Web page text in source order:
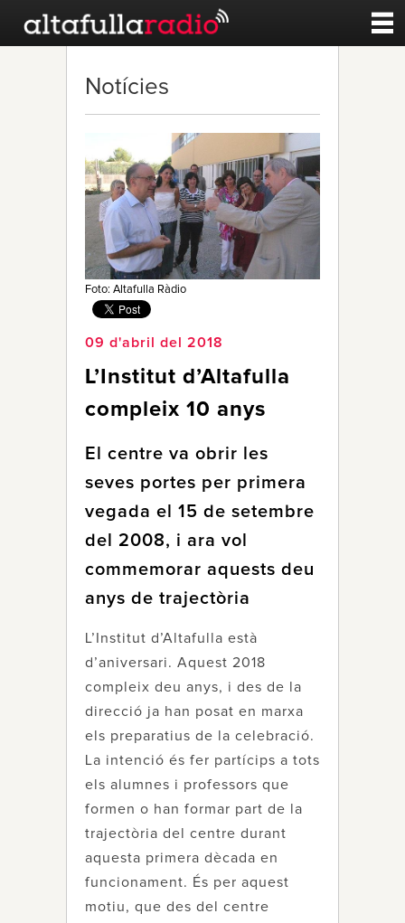
Esports
Noticies
Qui Som
Notícies
Foto: Altafulla Ràdio
09 d'abril del 2018
L’Institut d’Altafulla
compleix 10 anys
El centre va obrir les
seves portes per primera
vegada el 15 de setembre
del 2008, i ara vol
commemorar aquests deu
anys de trajectòria
L’Institut d’Altafulla està
d’aniversari. Aquest 2018
compleix deu anys, i des de la
direcció ja han posat en marxa
els preparatius de la celebració.
La intenció és fer partícips a tots
els alumnes i professors que
formen o han formar part de la
trajectòria del centre durant
aquesta primera dècada en
funcionament. És per aquest
motiu, que des del centre